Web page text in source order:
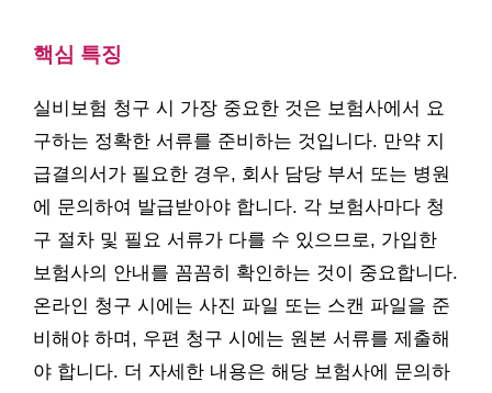
핵심 특징
실비보험 청구 시 가장 중요한 것은 보험사에서 요
구하는 정확한 서류를 준비하는 것입니다. 만약 지
급결의서가 필요한 경우, 회사 담당 부서 또는 병원
에 문의하여 발급받아야 합니다. 각 보험사마다 청
구 절차 및 필요 서류가 다를 수 있으므로, 가입한
보험사의 안내를 꼼꼼히 확인하는 것이 중요합니다.
온라인 청구 시에는 사진 파일 또는 스캔 파일을 준
비해야 하며, 우편 청구 시에는 원본 서류를 제출해
야 합니다. 더 자세한 내용은 해당 보험사에 문의하